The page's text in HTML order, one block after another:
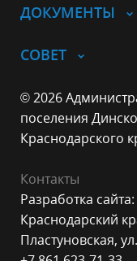
ДОКУМЕНТЫ
СОВЕТ
© 2026
поселения
Краснодарского
Контакты
Разработка
Краснодарский
Пластуновская,